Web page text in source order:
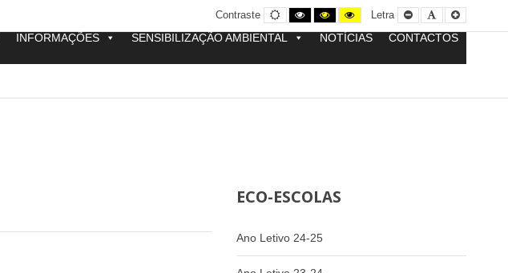
Contraste
Contraste
normal
Contraste
preto
e
branco
Contraste
preto
e
amarelo
Yellow
and
Black
contrast
Letra
Smaller
Font
Letra
por
defeito
Letra
maior
INFORMAÇÕES SENSIBILIZAÇÃO AMBIENTAL NOTÍCIAS CONTACTOS
ECO-ESCOLAS
Ano Letivo 24-25